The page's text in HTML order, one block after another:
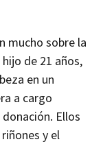
mucho sobre la
de 21 años,
en un
a cargo
Ellos
y el